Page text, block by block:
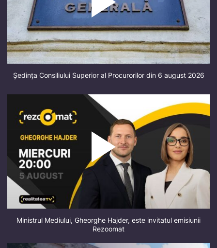
Ședința Consiliului Superior al Procurorilor din 6 august 2026
Ministrul Mediului, Gheorghe Hajder, este invitatul emisiunii
Rezoomat